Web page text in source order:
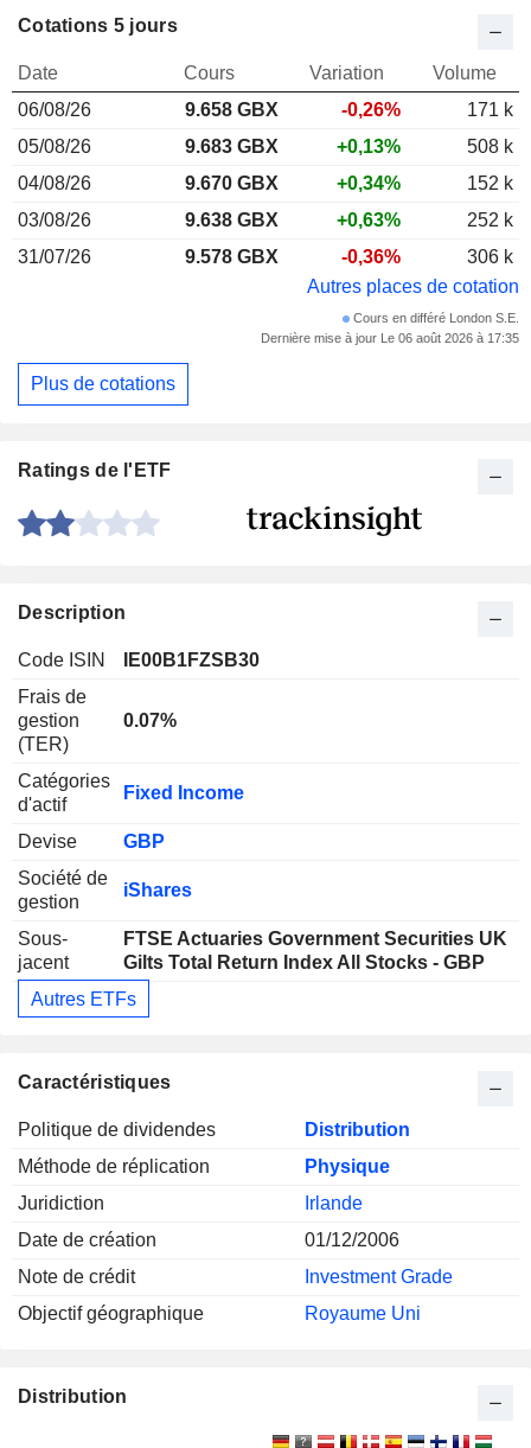
Cotations 5 jours
Date Cours Variation
Volume
06/08/26
9.658 GBX -0,26%
171 k
05/08/26
9.683 GBX +0,13%
508 k
04/08/26
9.670 GBX +0,34%
152 k
03/08/26
9.638 GBX +0,63%
252 k
31/07/26
9.578 GBX -0,36%
306 k
Autres places de cotation
Cours en différé London S.E.
Dernière mise à jour Le 06 août 2026 à 17:35
Plus de cotations
Ratings de l'ETF
Description
Code ISIN
IE00B1FZSB30
Frais de
gestion
(TER)
0.07%
Catégories
d'actif
Fixed Income
Devise
GBP
Société de
gestion
iShares
Sous-
jacent
FTSE Actuaries Government Securities UK
Gilts Total Return Index All Stocks - GBP
Autres ETFs
Caractéristiques
Politique de dividendes
Distribution
Méthode de réplication
Physique
Juridiction
Irlande
Date de création
01/12/2006
Note de crédit
Investment Grade
Objectif géographique
Royaume Uni
Distribution